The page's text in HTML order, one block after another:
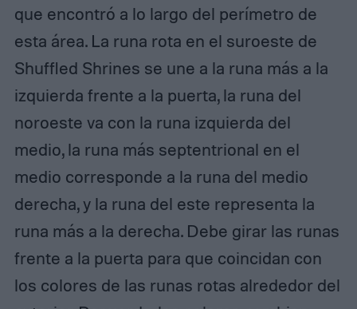
que encontró a lo largo del perímetro de
esta área. La runa rota en el suroeste de
Shuffled Shrines se une a la runa más a la
izquierda frente a la puerta, la runa del
noroeste va con la runa izquierda del
medio, la runa más septentrional en el
medio corresponde a la runa del medio
derecha, y la runa del este representa la
runa más a la derecha. Debe girar las runas
frente a la puerta para que coincidan con
los colores de las runas rotas alrededor del